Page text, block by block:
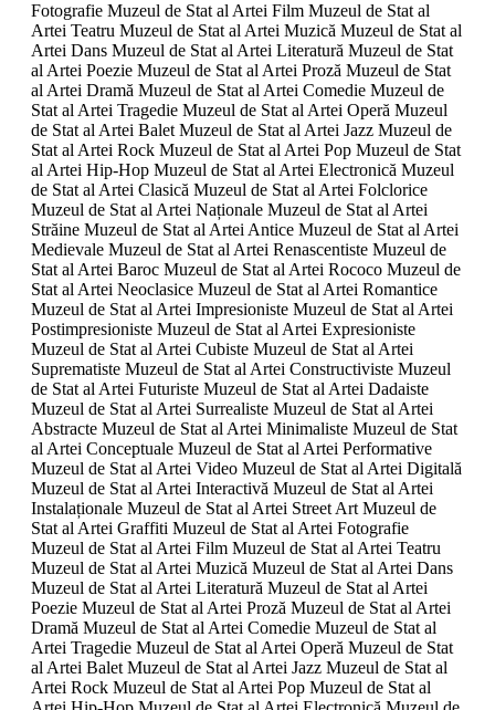
Fotografie Muzeul de Stat al Artei Film Muzeul de Stat al
Artei Teatru Muzeul de Stat al Artei Muzică Muzeul de Stat al
Artei Dans Muzeul de Stat al Artei Literatură Muzeul de Stat
al Artei Poezie Muzeul de Stat al Artei Proză Muzeul de Stat
al Artei Dramă Muzeul de Stat al Artei Comedie Muzeul de
Stat al Artei Tragedie Muzeul de Stat al Artei Operă Muzeul
de Stat al Artei Balet Muzeul de Stat al Artei Jazz Muzeul de
Stat al Artei Rock Muzeul de Stat al Artei Pop Muzeul de Stat
al Artei Hip-Hop Muzeul de Stat al Artei Electronică Muzeul
de Stat al Artei Clasică Muzeul de Stat al Artei Folclorice
Muzeul de Stat al Artei Naționale Muzeul de Stat al Artei
Străine Muzeul de Stat al Artei Antice Muzeul de Stat al Artei
Medievale Muzeul de Stat al Artei Renascentiste Muzeul de
Stat al Artei Baroc Muzeul de Stat al Artei Rococo Muzeul de
Stat al Artei Neoclasice Muzeul de Stat al Artei Romantice
Muzeul de Stat al Artei Impresioniste Muzeul de Stat al Artei
Postimpresioniste Muzeul de Stat al Artei Expresioniste
Muzeul de Stat al Artei Cubiste Muzeul de Stat al Artei
Suprematiste Muzeul de Stat al Artei Constructiviste Muzeul
de Stat al Artei Futuriste Muzeul de Stat al Artei Dadaiste
Muzeul de Stat al Artei Surrealiste Muzeul de Stat al Artei
Abstracte Muzeul de Stat al Artei Minimaliste Muzeul de Stat
al Artei Conceptuale Muzeul de Stat al Artei Performative
Muzeul de Stat al Artei Video Muzeul de Stat al Artei Digitală
Muzeul de Stat al Artei Interactivă Muzeul de Stat al Artei
Instalaționale Muzeul de Stat al Artei Street Art Muzeul de
Stat al Artei Graffiti Muzeul de Stat al Artei Fotografie
Muzeul de Stat al Artei Film Muzeul de Stat al Artei Teatru
Muzeul de Stat al Artei Muzică Muzeul de Stat al Artei Dans
Muzeul de Stat al Artei Literatură Muzeul de Stat al Artei
Poezie Muzeul de Stat al Artei Proză Muzeul de Stat al Artei
Dramă Muzeul de Stat al Artei Comedie Muzeul de Stat al
Artei Tragedie Muzeul de Stat al Artei Operă Muzeul de Stat
al Artei Balet Muzeul de Stat al Artei Jazz Muzeul de Stat al
Artei Rock Muzeul de Stat al Artei Pop Muzeul de Stat al